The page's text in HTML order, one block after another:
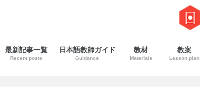
最新記事一覧
Recent posts
日本語教師ガイド
Guidance
教材
Materials
教案
Lesson plan